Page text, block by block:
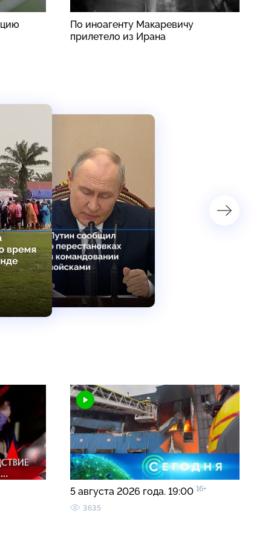
По иноагенту Макаревичу
прилетело из Ирана
5 августа 2026 года. 19:00 16+
3635